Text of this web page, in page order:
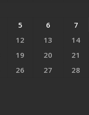
5 6 7
12 13 14
19 20 21
26 27 28